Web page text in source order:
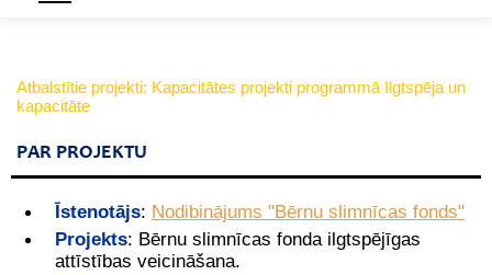
Atbalstītie projekti: Kapacitātes projekti programmā Ilgtspēja un
kapacitāte
PAR PROJEKTU
Īstenotājs: Nodibinājums "Bērnu slimnīcas fonds"
Projekts: Bērnu slimnīcas fonda ilgtspējīgas
attīstības veicināšana.